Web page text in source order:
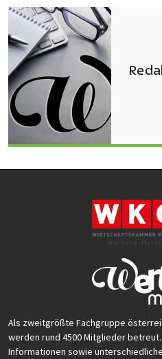
Als zweitgrößte Fachgruppe
werden rund 4500 Mitglieder
Informationen sowie